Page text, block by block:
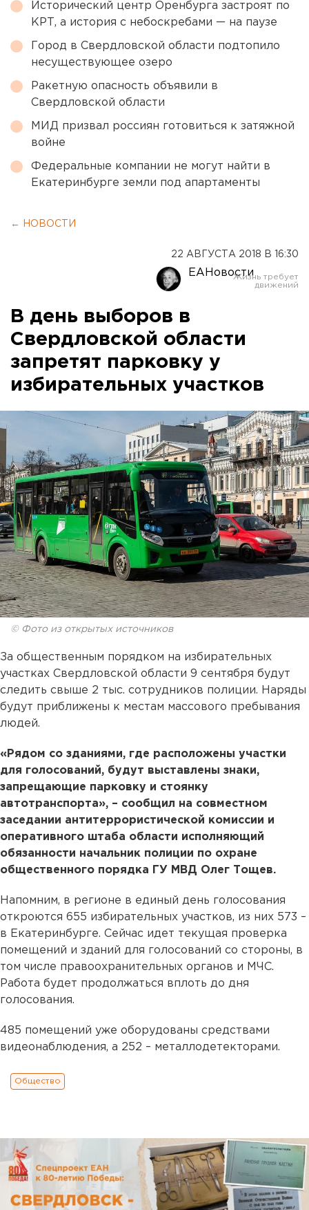
Исторический центр Оренбурга застроят по
КРТ, а история с небоскребами — на паузе
Город в Свердловской области подтопило
несуществующее озеро
Ракетную опасность объявили в
Свердловской области
МИД призвал россиян готовиться к затяжной
войне
Федеральные компании не могут найти в
Екатеринбурге земли под апартаменты
← НОВОСТИ
22 АВГУСТА 2018 В 16:30
ЕАНовости
В день выборов в
Свердловской области
запретят парковку у
избирательных участков
© Фото из открытых источников
За общественным порядком на избирательных
участках Свердловской области 9 сентября будут
следить свыше 2 тыс. сотрудников полиции. Наряды
будут приближены к местам массового пребывания
людей.
«Рядом со зданиями, где расположены участки
для голосований, будут выставлены знаки,
запрещающие парковку и стоянку
автотранспорта», – сообщил на совместном
заседании антитеррористической комиссии и
оперативного штаба области исполняющий
обязанности начальник полиции по охране
общественного порядка ГУ МВД Олег Тощев.
Напомним, в регионе в единый день голосования
откроются 655 избирательных участков, из них 573 –
в Екатеринбурге. Сейчас идет текущая проверка
помещений и зданий для голосований со стороны, в
том числе правоохранительных органов и МЧС.
Работа будет продолжаться вплоть до дня
голосования.
485 помещений уже оборудованы средствами
видеонаблюдения, а 252 – металлодетекторами.
Общество